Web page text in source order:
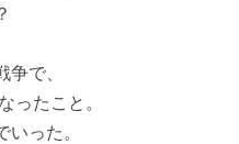
で、
たこと。
った。